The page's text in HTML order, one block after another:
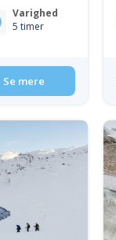
Varighed
5 timer
Se mere